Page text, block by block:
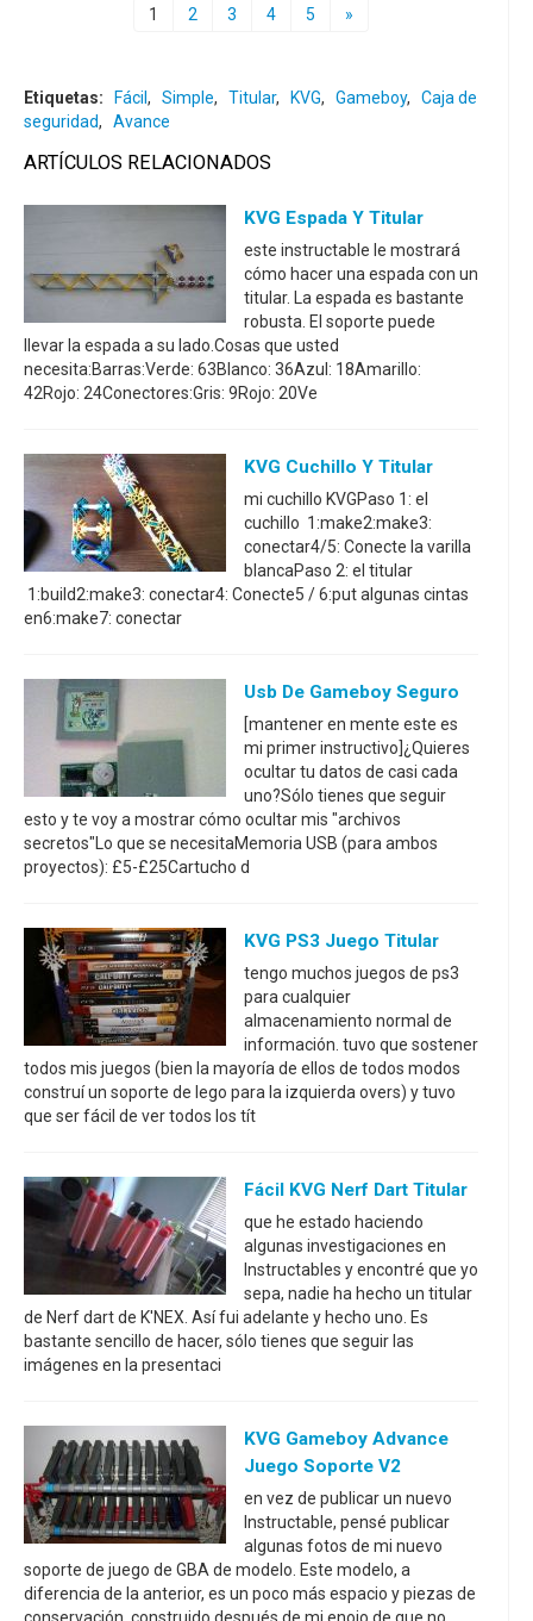
1 2 3 4 5 »
Etiquetas: Fácil, Simple, Titular, KVG, Gameboy,
Caja de
seguridad, Avance
ARTÍCULOS RELACIONADOS
KVG Espada Y Titular
este instructable le mostrará
cómo hacer una espada con un
titular. La espada es bastante
robusta. El soporte puede
llevar la espada a su lado.Cosas que usted
necesita:Barras:Verde: 63Blanco: 36Azul: 18Amarillo:
42Rojo: 24Conectores:Gris: 9Rojo: 20Ve
KVG Cuchillo Y Titular
mi cuchillo KVGPaso 1: el
cuchillo 1:make2:make3:
conectar4/5: Conecte la varilla
blancaPaso 2: el titular
1:build2:make3: conectar4: Conecte5 / 6:put algunas cintas
en6:make7: conectar
Usb De Gameboy Seguro
[mantener en mente este es
mi primer instructivo]¿Quieres
ocultar tu datos de casi cada
uno?Sólo tienes que seguir
esto y te voy a mostrar cómo ocultar mis "archivos
secretos"Lo que se necesitaMemoria USB (para ambos
proyectos): £5-£25Cartucho d
KVG PS3 Juego Titular
tengo muchos juegos de ps3
para cualquier
almacenamiento normal de
información. tuvo que sostener
todos mis juegos (bien la mayoría de ellos de todos modos
construí un soporte de lego para la izquierda overs) y tuvo
que ser fácil de ver todos los tít
Fácil KVG Nerf Dart Titular
que he estado haciendo
algunas investigaciones en
Instructables y encontré que yo
sepa, nadie ha hecho un titular
de Nerf dart de K'NEX. Así fui adelante y hecho uno. Es
bastante sencillo de hacer, sólo tienes que seguir las
imágenes en la presentaci
KVG Gameboy Advance
Juego Soporte V2
en vez de publicar un nuevo
Instructable, pensé publicar
algunas fotos de mi nuevo
soporte de juego de GBA de modelo. Este modelo, a
diferencia de la anterior, es un poco más espacio y piezas de
conservación, construido después de mi enojo de que no